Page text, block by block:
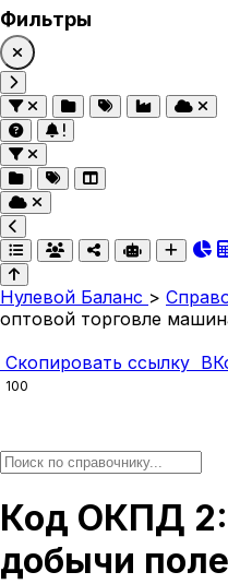
Фильтры
Нулевой Баланс >
оптовой торговле
Скопировать ссылку
100
Код ОКПД 2:
добычи